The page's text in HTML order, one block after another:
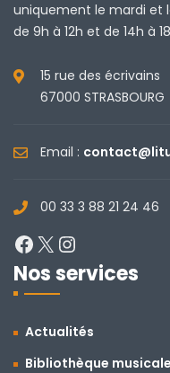
uniquement le mardi et
de 9h à 12h et de 14h à
15 rue des écrivains
67000 STRASBOURG
Email :
00 33 3 88 21 24 46
Facebook
X
Nos services
Actualités
Bibliothèque musicale